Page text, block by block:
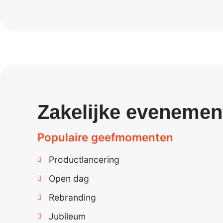
Zakelijke
Populaire geefmomenten
Productlancering
Open dag
Rebranding
Jubileum